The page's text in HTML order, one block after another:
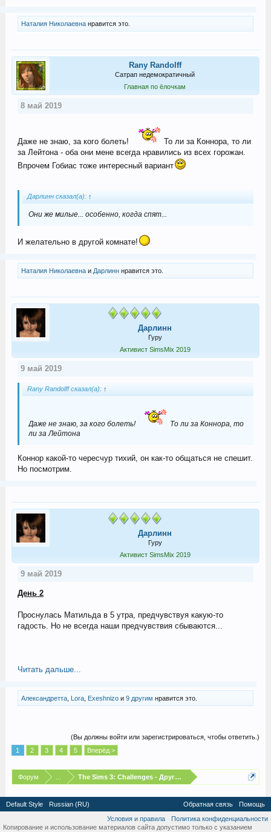
Наталия Николаевнанравится это.
Rany Randolff
Сатрап недемократичный
Главная по ёлочкам
8 май 2019
Даже не знаю, за кого болеть!
То ли за Коннора, то ли
за Лейтона - оба они мене всегда нравились из всех горожан.
Впрочем Гобиас тоже интересный вариант
Дарлинн сказал(а): ↑
Они же милые... особенно, когда спят...
И желательно в другой комнате!
Наталия Николаевнаи Дарлинннравится это.
Дарлинн
Гуру
Активист SimsMix 2019
9 май 2019
Rany Randolff сказал(а): ↑
Даже не знаю, за кого болеть!
То ли за Коннора, то
ли за Лейтона
Коннор какой-то чересчур тихий, он как-то общаться не спешит.
Но посмотрим.
Дарлинн
Гуру
Активист SimsMix 2019
9 май 2019
День 2
Проснулась Матильда в 5 утра, предчувствуя какую-то
гадость. Но не всегда наши предчувствия сбываются...
Читать дальше...
Александретта, Lora, Exeshnizoи 9 другим нравится это.
(Вы должны войти или зарегистрироваться, чтобы ответить.)
1
2 3 4 5 Вперёд >
Форум The Sims 3: Challenges - Другие испытания
Default Style Russian (RU) Обратная связь
Помощь
Условия и правила
Политика конфиденциальности
Копирование и использование материалов сайта допустимо только с указанием